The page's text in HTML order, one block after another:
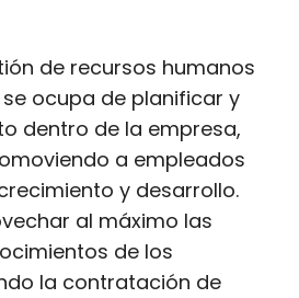
de recursos humanos
ocupa de planificar y
dentro de la empresa,
a empleados
y desarrollo.
al máximo las
de los
la contratación de